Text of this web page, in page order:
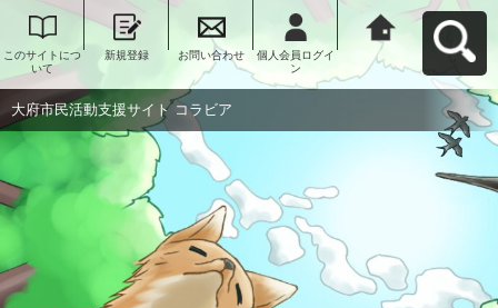
このサイトにつ
いて
新規登録 お問い合わせ
個人会員ログイ
ン
大府市民活動支
援サイト コラビ
アへ戻る
大府市民活動支援サイト コラビア